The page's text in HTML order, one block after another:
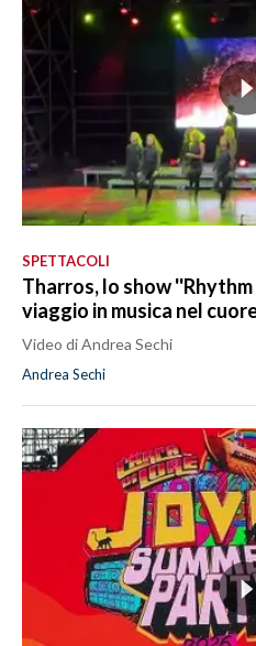
SPETTACOLI
Tharros, lo show
viaggio in musica nel
Video di Andrea Sechi
Andrea Sechi